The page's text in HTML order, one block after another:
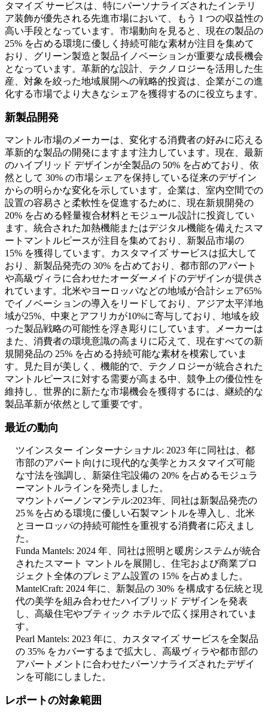
タマイズ サービスは、特にパーソナライズされたインテリ
ア装飾が優先される先進市場において、もう 1 つの収益性の
高い手段となっています。市場動向を見ると、現在の製品の
25% を占める環境に優しく持続可能な素材が注目を集めて
おり、グリーン製造と製品イノベーションが重要な成長機会
となっています。革新的な設計、テクノロジーを活用した生
産、対象を絞った地域展開への戦略的投資は、企業がこの進
化する市場でより大きなシェアを獲得するのに役立ちます。
新製品開発
マントル市場のメーカーは、変化する消費者の好みに応える
革新的な製品の開発にますます注力しています。現在、最新
のハイブリッド デザインが全製品の 50% を占めており、依
然として 30% の市場シェアを保持している従来のデザイン
からの明らかな変化を示しています。企業は、室内空間での
設置の容易さと柔軟性を促進するために、現在新規開発の
20% を占める軽量複合材料とモジュール設計に投資してい
ます。統合された加熱機能またはデジタル機能を備えたスマ
ートマントルピースが注目を集めており、新製品市場の
15% を獲得しています。カスタマイズ サービスは拡大して
おり、新製品発売の 30% を占めており、都市部のアパート
や高級ヴィラに合わせたオーダーメイドのデザインが提供さ
れています。北米やヨーロッパなどの地域が合計シェア65%
でイノベーションの導入をリードしており、アジア太平洋地
域が25%、中東とアフリカが10%に寄与しており、地域を絞
った製品戦略の可能性を浮き彫りにしています。メーカーは
また、消費者の環境意識の高まりに応えて、現在すべての新
規開発品の 25% を占める持続可能な素材を模索していま
す。見た目が美しく、機能的で、テクノロジーが統合された
マントルピースに対する需要が高まる中、競争上の優位性を
維持し、世界的に新たな市場機会を獲得するには、継続的な
製品革新が依然として重要です。
最近の動向
ツインスター インターナショナル: 2023 年に同社は、都
市部のアパート向けに現代的な美学とカスタマイズ可能
な寸法を強調し、新築住宅設備の 20% を占めるモジュラ
ーマントルラインを発売しました。
マウントバーノンマンテル:2023年、同社は新製品発売の
25％を占める環境に優しい石製マントルを導入し、北米
とヨーロッパの持続可能性を重視する消費者に応えまし
た。
Funda Mantels: 2024 年、同社は照明と暖房システムが統合
されたスマート マントルを展開し、住宅および商業プロ
ジェクト全体のプレミアム設置の 15% を占めました。
MantelCraft: 2024 年に、新製品の 30% を構成する伝統と現
代の美学を組み合わせたハイブリッド デザインを発表
し、高級住宅やブティック ホテルで広く採用されていま
す。
Pearl Mantels: 2023 年に、カスタマイズ サービスを全製品
の 35% をカバーするまで拡大し、高級ヴィラや都市部の
アパートメントに合わせたパーソナライズされたデザイ
ンを可能にしました。
レポートの対象範囲